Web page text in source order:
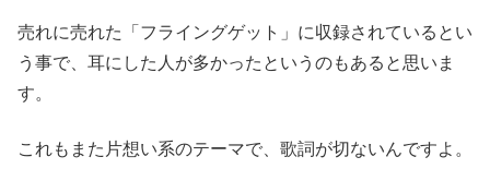
売れに売れた「フライングゲット」に収録されているとい
う事で、耳にした人が多かったというのもあると思いま
す。
これもまた片想い系のテーマで、歌詞が切ないんですよ。